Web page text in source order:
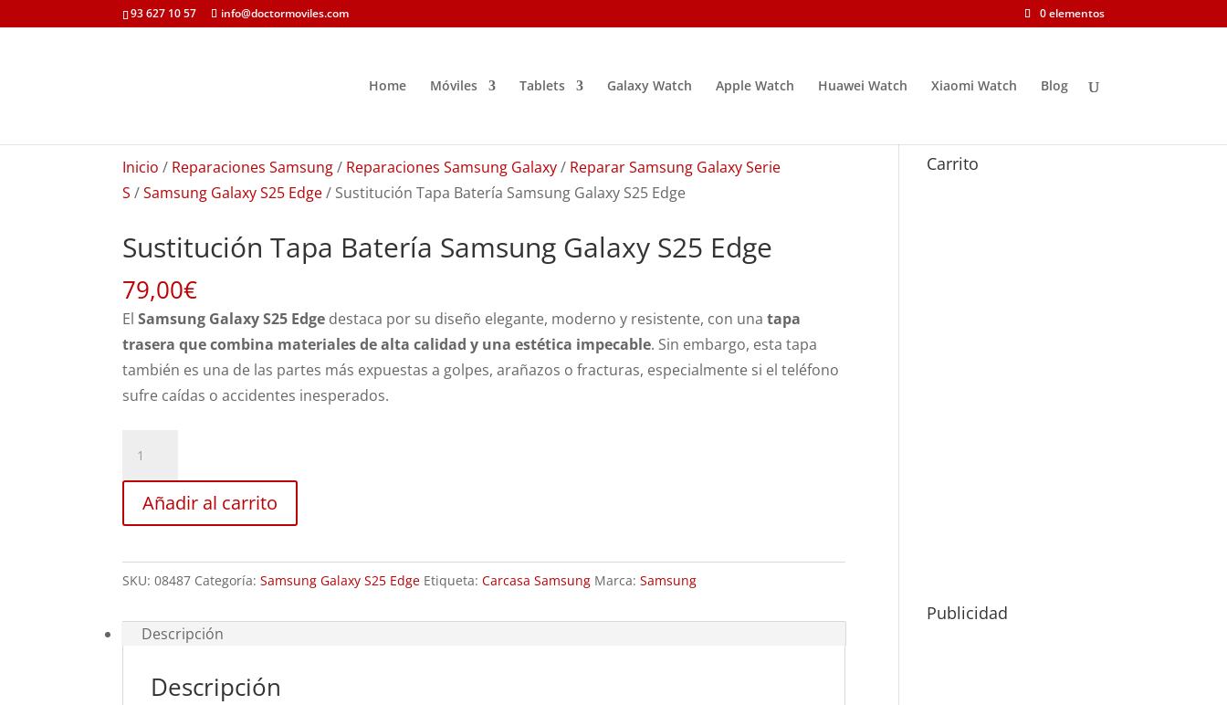
93 627 10 57 info@doctormoviles.com 0 elementos
Home Móviles Tablets Galaxy Watch Apple Watch Huawei Watch Xiaomi Watch Blog
Inicio / Reparaciones Samsung/ Reparaciones Samsung Galaxy/ Reparar Samsung Galaxy Serie
S /Samsung Galaxy S25 Edge/ Sustitución Tapa Batería Samsung Galaxy S25 Edge
Sustitución Tapa Batería Samsung Galaxy S25 Edge
79,00€
ElSamsung Galaxy S25 Edge destaca por su diseño elegante, moderno y resistente, con unatapa
trasera que combina materiales de alta calidad y una estética impecable. Sin embargo, esta tapa
también es una de las partes más expuestas a golpes, arañazos o fracturas, especialmente si el teléfono
sufre caídas o accidentes inesperados.
Batería
Samsung
cantidad
Añadir al carrito
SKU:08487 Categoría:Samsung Galaxy S25 Edge Etiqueta:Carcasa Samsung Marca:Samsung
Descripción
Descripción
Carrito
Publicidad